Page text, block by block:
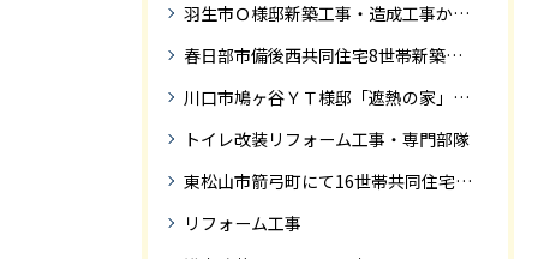
羽生市Ｏ様邸新築工事・造成工事から住宅完成までの紹介
春日部市備後西共同住宅8世帯新築工事完成迄の紹介です。
川口市鳩ヶ谷ＹＴ様邸「遮熱の家」工事状況
トイレ改装リフォーム工事・専門部隊
東松山市箭弓町にて16世帯共同住宅新築工事完成迄の紹介です。
リフォーム工事